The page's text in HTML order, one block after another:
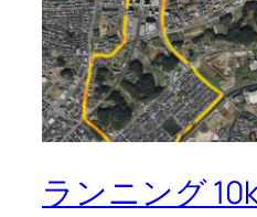
ランニング